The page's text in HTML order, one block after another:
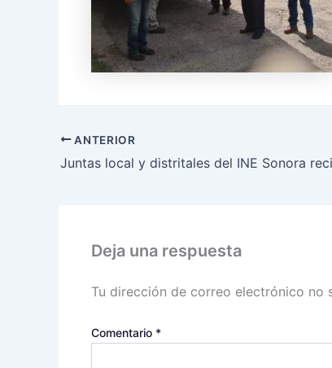
ANTERIOR
Deja una respuesta
Tu dirección de correo electrónico no
Comentario *